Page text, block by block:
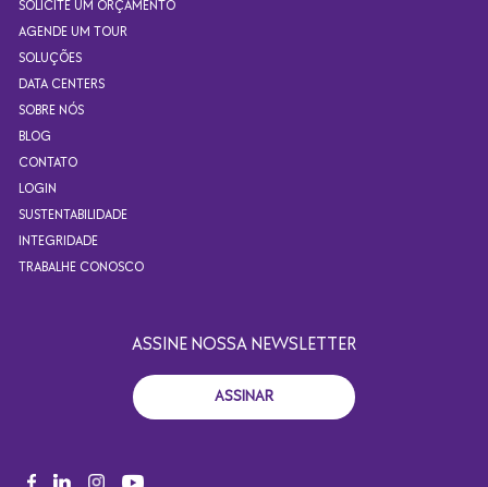
SOLICITE UM ORÇAMENTO
AGENDE UM TOUR
SOLUÇÕES
DATA CENTERS
SOBRE NÓS
BLOG
CONTATO
LOGIN
SUSTENTABILIDADE
INTEGRIDADE
TRABALHE CONOSCO
ASSINE NOSSA NEWSLETTER
ASSINAR